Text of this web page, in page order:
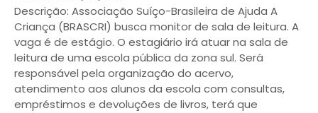
Descrição: Associação Suíço-Brasileira de Ajuda A
Criança (BRASCRI) busca monitor de sala de leitura. A
vaga é de estágio. O estagiário irá atuar na sala de
leitura de uma escola pública da zona sul. Será
responsável pela organização do acervo,
atendimento aos alunos da escola com consultas,
empréstimos e devoluções de livros, terá que